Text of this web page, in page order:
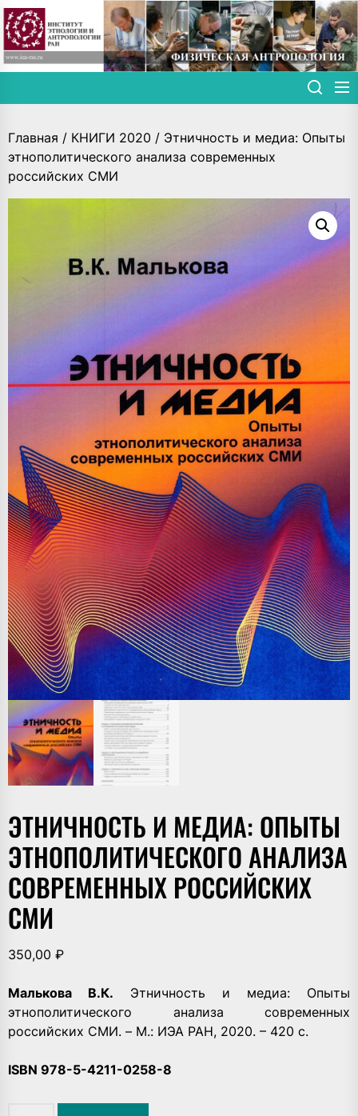
Skip
to
the
content
Главная / КНИГИ 2020 / Этничность и медиа: Опыты
этнополитического анализа современных
российских СМИ
ЭТНИЧНОСТЬ И МЕДИА: ОПЫТЫ
ЭТНОПОЛИТИЧЕСКОГО АНАЛИЗА
СОВРЕМЕННЫХ РОССИЙСКИХ
СМИ
350,00 ₽
Малькова В.К. Этничность и медиа: Опыты
этнополитического анализа современных
российских СМИ. – М.: ИЭА РАН, 2020. – 420 с.
ISBN 978-5-4211-0258-8